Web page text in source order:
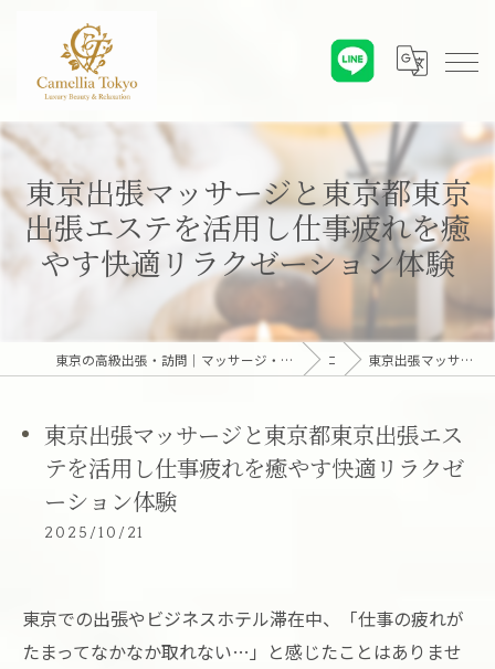
東京出張マッサージと東京都東京
出張エステを活用し仕事疲れを癒
やす快適リラクゼーション体験
東京の高級出張・訪問｜マッサージ・エステ・オンライン心理カウンセリング｜六本木・麻布・赤坂・青山・白金・港区・東京23区｜アロマオイルとディープリンパで贅沢なひとときを「Camellia Tokyo（カメリア東京）」 コラム 東京出張マッサージと東京都東京出張エステを活用し仕事疲れを癒やす快適リラクゼーション体験
東京出張マッサージと東京都東京出張エス
テを活用し仕事疲れを癒やす快適リラクゼ
ーション体験
2025/10/21
東京での出張やビジネスホテル滞在中、「仕事の疲れが
たまってなかなか取れない…」と感じたことはありませ